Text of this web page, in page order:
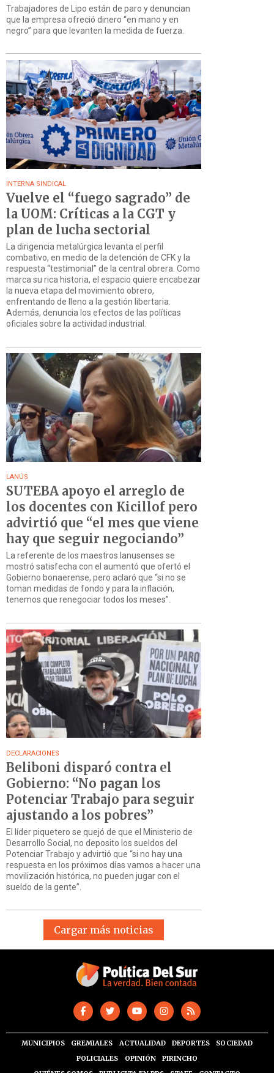
Trabajadores de Lipo están de paro y denuncian
que la empresa ofreció dinero “en mano y en
negro” para que levanten la medida de fuerza.
INTERNA SINDICAL
Vuelve el “fuego sagrado” de
la UOM: Críticas a la CGT y
plan de lucha sectorial
La dirigencia metalúrgica levanta el perfil
combativo, en medio de la detención de CFK y la
respuesta “testimonial” de la central obrera. Como
marca su rica historia, el espacio quiere encabezar
la nueva etapa del movimiento obrero,
enfrentando de lleno a la gestión libertaria.
Además, denuncia los efectos de las políticas
oficiales sobre la actividad industrial.
LANÚS
SUTEBA apoyo el arreglo de
los docentes con Kicillof pero
advirtió que “el mes que viene
hay que seguir negociando”
La referente de los maestros lanusenses se
mostró satisfecha con el aumentó que ofertó el
Gobierno bonaerense, pero aclaró que “si no se
toman medidas de fondo y para la inflación,
tenemos que renegociar todos los meses”.
DECLARACIONES
Beliboni disparó contra el
Gobierno: “No pagan los
Potenciar Trabajo para seguir
ajustando a los pobres”
El líder piquetero se quejó de que el Ministerio de
Desarrollo Social, no deposito los sueldos del
Potenciar Trabajo y advirtió que “si no hay una
respuesta en los próximos días vamos a hacer una
movilización histórica, no pueden jugar con el
sueldo de la gente”.
Cargar más noticias
MUNICIPIOS GREMIALES ACTUALIDAD DEPORTES
SOCIEDAD
POLICIALES
OPINIÓN
PIRINCHO